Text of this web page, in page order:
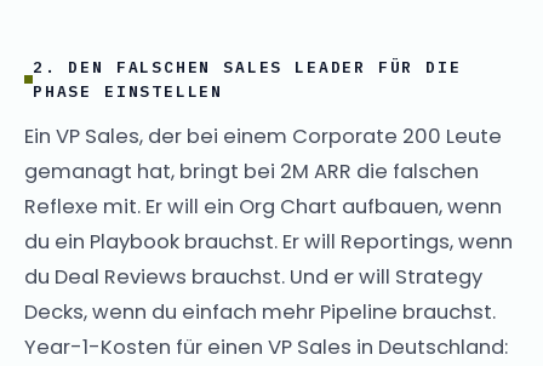
2. DEN FALSCHEN SALES LEADER FÜR DIE
PHASE EINSTELLEN
Ein VP Sales, der bei einem Corporate 200 Leute
gemanagt hat, bringt bei 2M ARR die falschen
Reflexe mit. Er will ein Org Chart aufbauen, wenn
du ein Playbook brauchst. Er will Reportings, wenn
du Deal Reviews brauchst. Und er will Strategy
Decks, wenn du einfach mehr Pipeline brauchst.
Year-1-Kosten für einen VP Sales in Deutschland: